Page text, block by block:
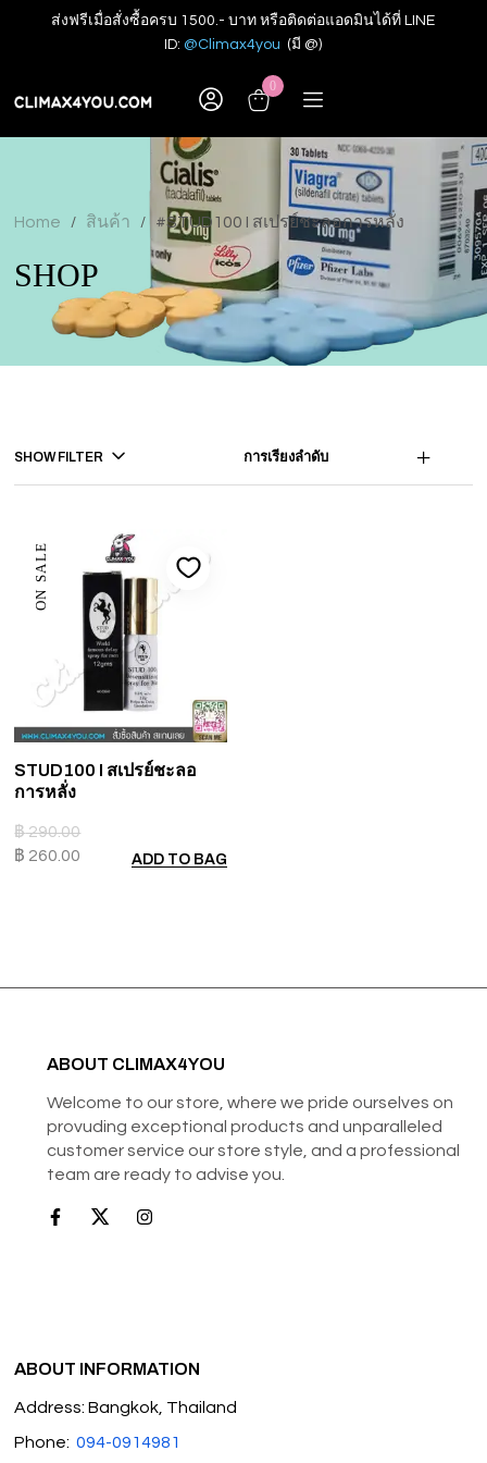
ส่งฟรีเมื่อสั่งซื้อครบ 1500.- บาท หรือติดต่อแอดมินได้ที่ LINE
ID: @Climax4you (มี @)
0
Home / สินค้า / #STUD100 I สเปรย์ชะลอการหลั่ง
SHOP
SHOW FILTER การเรียงลำดับ
ON SALE
STUD100 I สเปรย์ชะลอ
การหลั่ง
฿290.00
฿ 260.00 ADD TO BAG
ABOUT CLIMAX4YOU
Welcome to our store, where we pride ourselves on
provuding exceptional products and unparalleled
customer service our store style, and a professional
team are ready to advise you.
ABOUT INFORMATION
Address: Bangkok, Thailand
Phone: 094-0914981